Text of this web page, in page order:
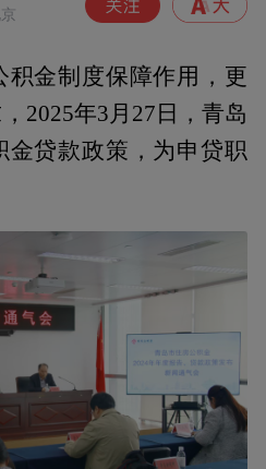
积金制度保障作用，更
2025年3月27日，青岛
金贷款政策，为申贷职